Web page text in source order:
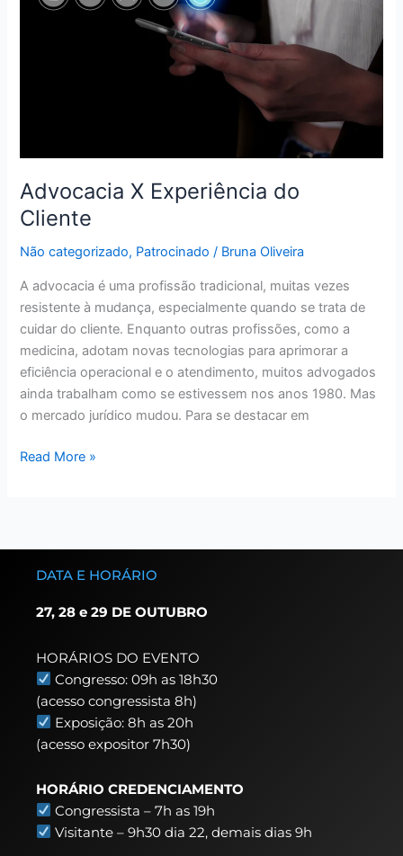
Advocacia X Experiência do
Cliente
Não categorizado, Patrocinado / Bruna Oliveira
A advocacia é uma profissão tradicional, muitas vezes
resistente à mudança, especialmente quando se trata de
cuidar do cliente. Enquanto outras profissões, como a
medicina, adotam novas tecnologias para aprimorar a
eficiência operacional e o atendimento, muitos advogados
ainda trabalham como se estivessem nos anos 1980. Mas
o mercado jurídico mudou. Para se destacar em
Cliente
Read More »
DATA E HORÁRIO
27, 28 e 29 DE OUTUBRO
HORÁRIOS DO EVENTO
Congresso: 09h as 18h30
(acesso congressista 8h)
Exposição: 8h as 20h
(acesso expositor 7h30)
HORÁRIO CREDENCIAMENTO
Congressista – 7h as 19h
Visitante – 9h30 dia 22,demais dias 9h